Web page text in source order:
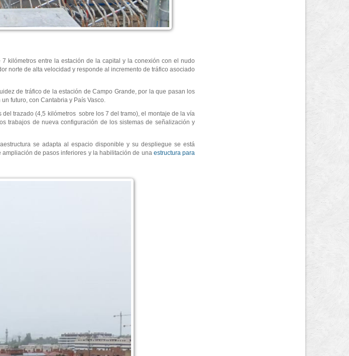
kilómetros entre la estación de la capital y la conexión con el nudo
norte de alta velocidad y responde al incremento de tráfico asociado
de tráfico de la estación de Campo Grande, por la que pasan los
futuro, con Cantabria y País Vasco.
trazado (4,5 kilómetros sobre los 7 del tramo), el montaje de la vía
trabajos de nueva configuración de los sistemas de señalización y
se adapta al espacio disponible y su despliegue se está
de pasos inferiores y la habilitación de una estructura para